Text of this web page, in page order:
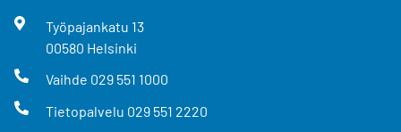
Työpajankatu 13
00580 Helsinki
Vaihde 029 551 1000
Tietopalvelu 029 551 2220